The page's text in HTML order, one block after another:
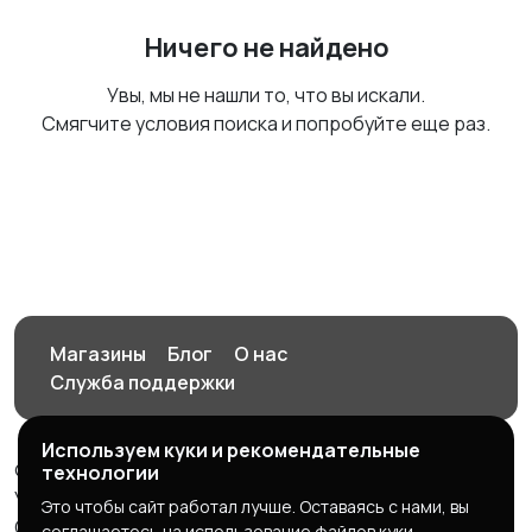
Ничего не найдено
Увы, мы не нашли то, что вы искали.
Смягчите условия поиска и попробуйте еще раз.
Магазины Блог
О нас
Служба поддержки
© 2026 Орен-АЙ - Авто | Недвижимость | Работа |
Услуги
Используем куки и рекомендательные
технологии
Это чтобы сайт работал лучше. Оставаясь с нами, вы